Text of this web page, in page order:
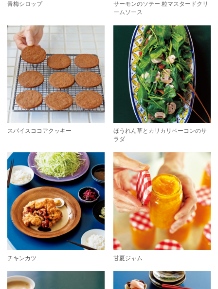
青梅シロップ
サーモンのソテー 粒マスタードクリ
ームソース
スパイスココアクッキー
ほうれん草とカリカリベーコンのサ
ラダ
チキンカツ 甘夏ジャム